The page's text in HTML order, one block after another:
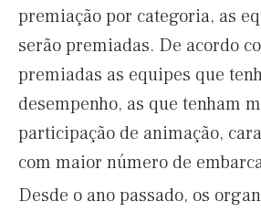
premiação por categoria, as
serão premiadas. De acordo
premiadas as equipes que
desempenho, as que tenham
participação de animação,
com maior número de
Desde o ano passado, os